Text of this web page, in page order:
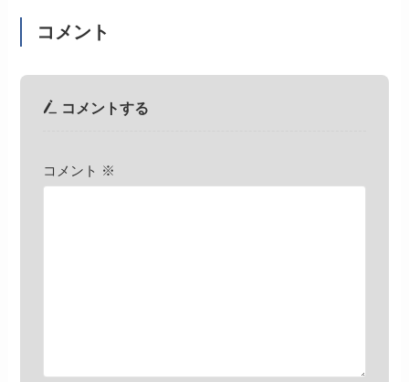
コメント
コメントする
コメント ※